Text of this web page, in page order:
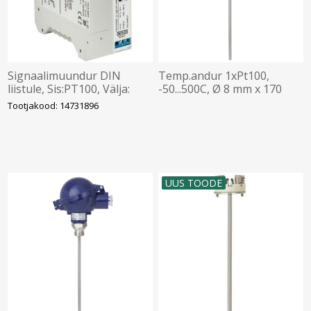
Signaalimuundur DIN
liistule, Sis:PT100, Välja:
4...20mA, -40...100C, WIKA
Tootjakood: 14731896
Temp.andur 1xPt100,
-50...500C, Ø 8 mm x 170
UUS TOODE